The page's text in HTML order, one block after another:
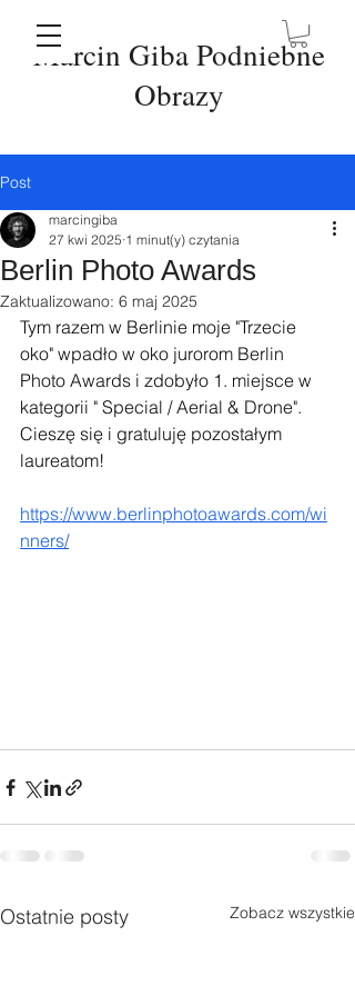
Marcin Giba Podniebne
Obrazy
Post
Berlin Photo Awards
marcingiba
27 kwi 2025 1 minut(y) czytania
Zaktualizowano: 6 maj 2025
Tym razem w Berlinie moje "Trzecie
oko" wpadło w oko jurorom Berlin
Photo Awards i zdobyło 1. miejsce w
kategorii " Special / Aerial & Drone".
Cieszę się i gratuluję pozostałym
laureatom!
https://www.berlinphotoawards.com/wi
nners/
Ostatnie posty Zobacz wszystkie